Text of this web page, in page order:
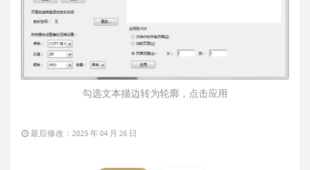
勾选文本描边转为轮廓，点击应用
最后修改：2025 年 04 月 26 日